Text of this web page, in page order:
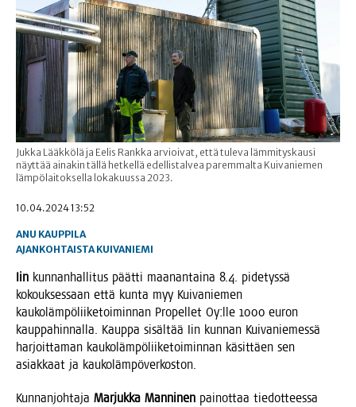
Jukka Lääkkölä ja Eelis Rankka arvioivat, että tuleva lämmityskausi
näyttää ainakin tällä hetkellä edellistalvea paremmalta Kuivaniemen
lämpölaitoksella lokakuussa 2023.
10.04.2024 13:52
ANU KAUPPILA
AJANKOHTAISTA KUIVANIEMI
Iin kun­nan­hal­li­tus päät­ti maa­nan­tai­na 8.4. pide­tys­sä
kokouk­ses­saan että kun­ta myy Kui­va­nie­men
kau­ko­läm­pö­lii­ke­toi­min­nan Pro­pel­let Oy:lle 1000 euron
kaup­pa­hin­nal­la. Kaup­pa sisäl­tää Iin kun­nan Kui­va­nie­mes­sä
har­joit­ta­man kau­ko­läm­pö­lii­ke­toi­min­nan käsit­täen sen
asiak­kaat ja kaukolämpöverkoston.
Kun­nan­joh­ta­ja Mar­juk­ka Man­ni­nen pai­not­taa tie­dot­tees­sa